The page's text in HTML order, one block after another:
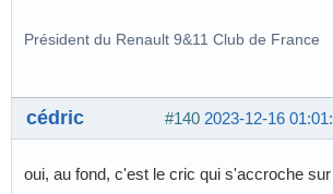
Président du Renault 9&11 Club de France
#140 2023-12-16
cédric
oui, au fond, c'est le cric qui s'accroche